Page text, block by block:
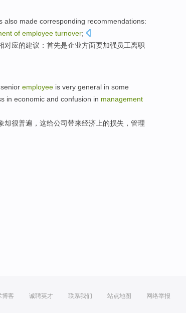
also made corresponding recommendations:
of employee turnover;
对应的建议 ： 首先是企业方面要加强员工离职
senior employee is very general in some
in economic and confusion in management
却很普遍 ， 这给公司带来经济 上的损失 ， 管理
博客 诚聘英才 联系我们 站点地图 网络举报